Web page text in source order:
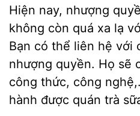
Hiện nay, nhượng
không còn quá xa lạ
Bạn có thể liên hệ với
nhượng quyền. Họ sẽ
công thức, công
hành được quán trà